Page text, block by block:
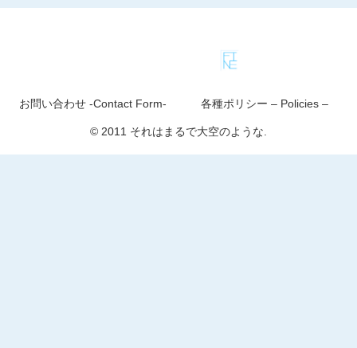
お問い合わせ -Contact Form- 各種ポリシー – Policies –
© 2011 それはまるで大空のような.